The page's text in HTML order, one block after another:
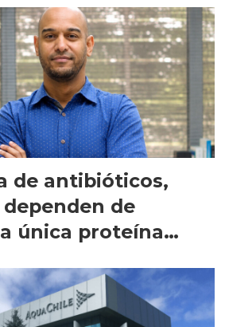
de antibióticos,
de
única proteína